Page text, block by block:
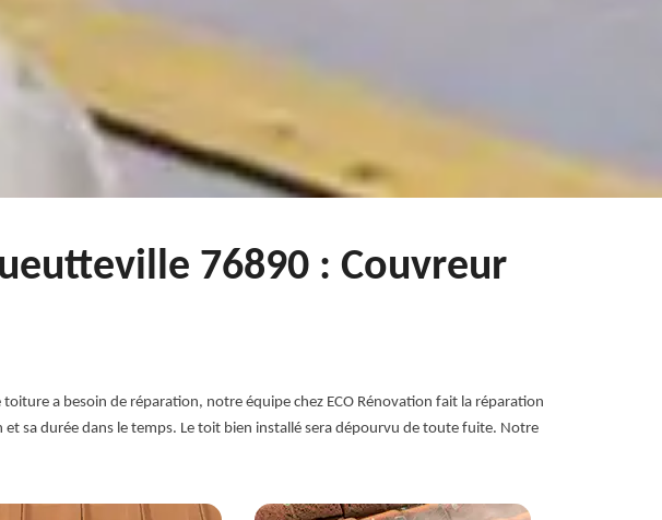
76890 : Couvreur
a besoin de réparation, notre équipe chez ECO Rénovation fait la réparation
sa durée dans le temps. Le toit bien installé sera dépourvu de toute fuite. Notre